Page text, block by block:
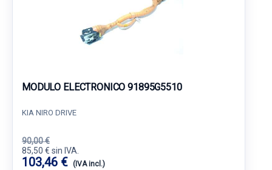
MODULO ELECTRONICO 91895G5510
KIA NIRO DRIVE
90,00 €
85,50 € sin IVA.
103,46 € (IVA incl.)